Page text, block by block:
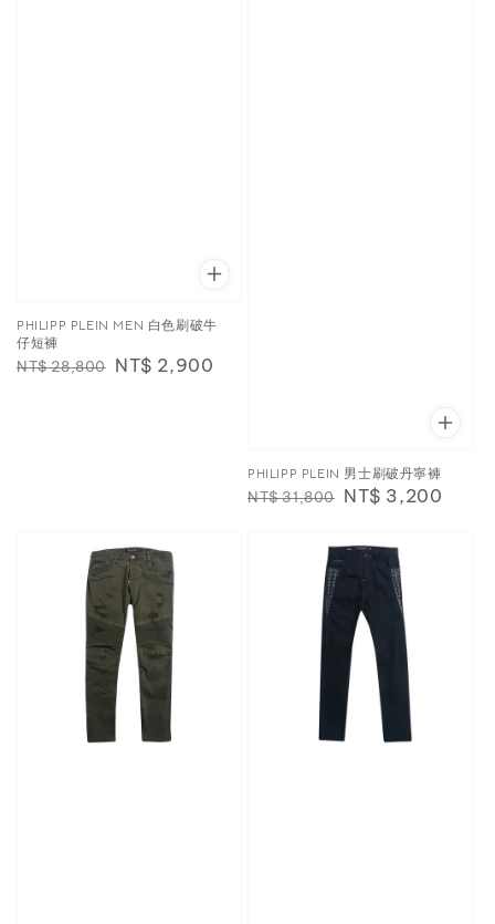
PHILIPP PLEIN MEN 白色刷破牛
仔短褲
Regular
NT$ 28,800 Sale
NT$ 2,900
PHILIPP PLEIN 男士刷破丹寧褲
Regular
NT$ 31,800 Sale
NT$ 3,200